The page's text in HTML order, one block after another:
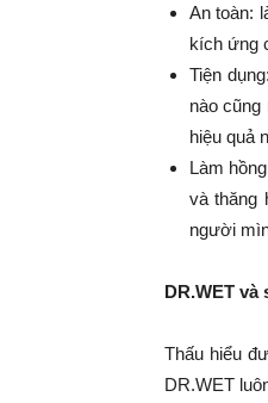
An toàn:
kích ứng
Tiện
nào
hiệu quả
Làm
và thăng
người
DR.WET
Thấu hiểu
DR.WET